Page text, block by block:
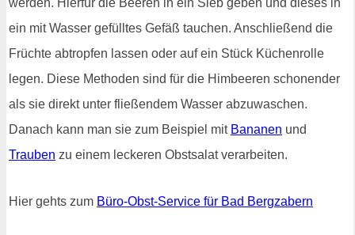
werden. Hierfür die Beeren in ein Sieb geben und dieses in
ein mit Wasser gefülltes Gefäß tauchen. Anschließend die
Früchte abtropfen lassen oder auf ein Stück Küchenrolle
legen. Diese Methoden sind für die Himbeeren schonender
als sie direkt unter fließendem Wasser abzuwaschen.
Danach kann man sie zum Beispiel mit Bananen und
Trauben zu einem leckeren Obstsalat verarbeiten.
Hier gehts zum Büro-Obst-Service für Bad Bergzabern